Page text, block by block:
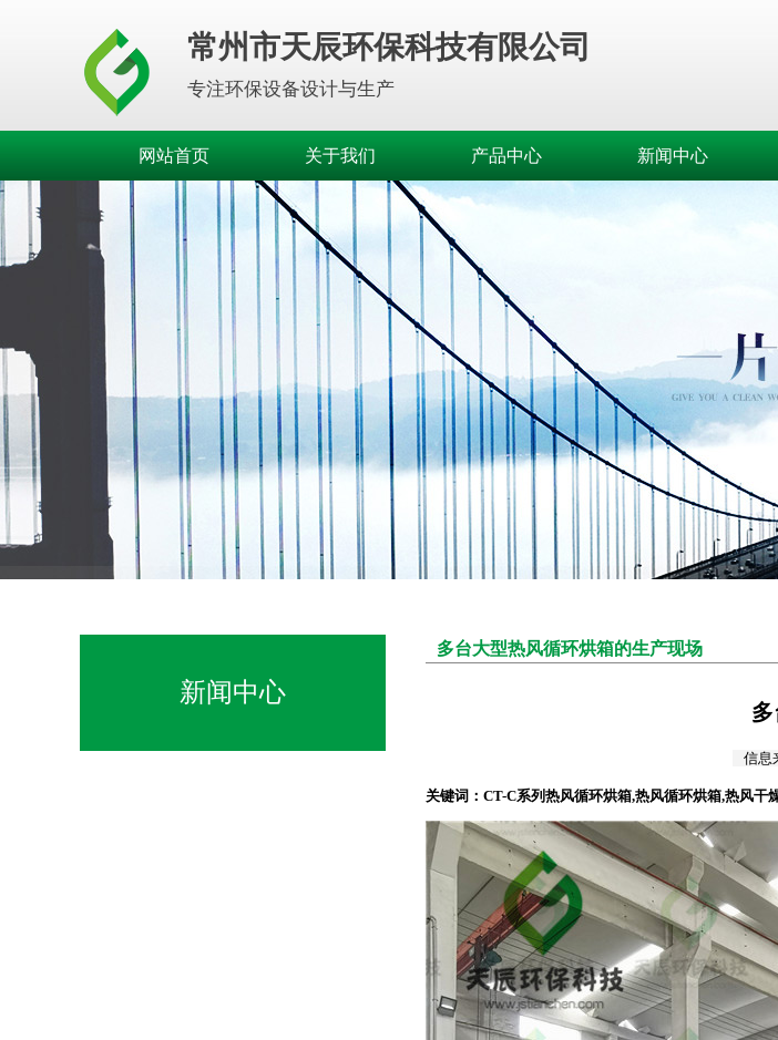
常州市天辰环保科技有限公司
专注环保设备设计与生产
网站首页 关于我们 产品中心 新闻中心
新闻中心
多台大型热风循环烘箱的生产现场
信息
关键词：CT-C系列热风循环烘箱,热风循环烘箱,热风干